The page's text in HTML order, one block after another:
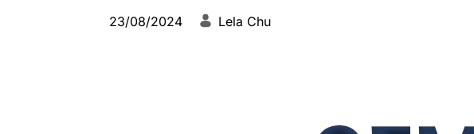
23/08/2024 Lela Chu